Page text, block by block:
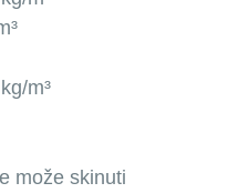
m³
može skinuti